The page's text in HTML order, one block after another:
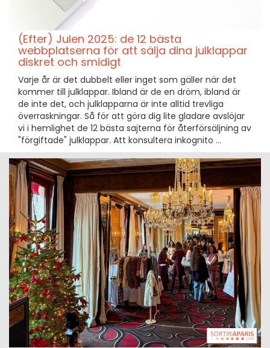
(Efter) Julen 2025: de 12 bästa
webbplatserna för att sälja dina julklappar
diskret och smidigt
Varje år är det dubbelt eller inget som gäller när det
kommer till julklappar. Ibland är de en dröm, ibland är
de inte det, och julklapparna är inte alltid trevliga
överraskningar. Så för att göra dig lite gladare avslöjar
vi i hemlighet de 12 bästa sajterna för återförsäljning av
"förgiftade" julklappar. Att konsultera inkognito ...